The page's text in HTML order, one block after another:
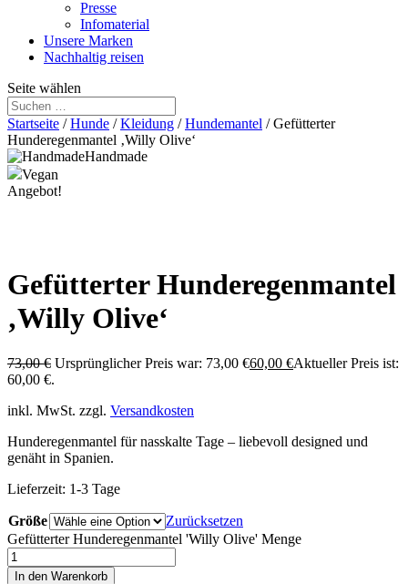
Presse
Infomaterial
Unsere Marken
Nachhaltig reisen
Seite wählen
Startseite /Hunde /Kleidung /Hundemantel / Gefütterter
Hunderegenmantel ‚Willy Olive‘
Handmade
Vegan
Angebot!
Gefütterter Hunderegenmantel
‚Willy Olive‘
73,00€ Ursprünglicher Preis war: 73,00 €60,00 €Aktueller Preis ist:
60,00 €.
inkl. MwSt. zzgl. Versandkosten
Hunderegenmantel für nasskalte Tage – liebevoll designed und
genäht in Spanien.
Lieferzeit: 1-3 Tage
Größe
Zurücksetzen
Gefütterter Hunderegenmantel 'Willy Olive' Menge
In den Warenkorb